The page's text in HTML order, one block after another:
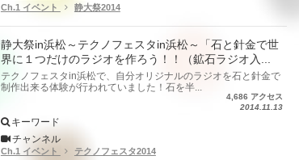
Ch.1 イベント
静大祭2014
静大祭in浜松～テクノフェスタin浜松～「石と針金で世
界に１つだけのラジオを作ろう！！（鉱石ラジオ入...
テクノフェスタin浜松で、自分オリジナルのラジオを石と針金で
制作出来る体験が行われていました！石を半...
4,686 アクセス
2014.11.13
キーワード
チャンネル
Ch.1 イベント テクノフェスタ2014